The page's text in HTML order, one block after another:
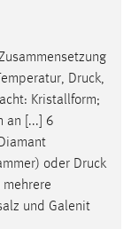
Druck,
Kristallform;
an [...] 6
oder Druck
und Galenit